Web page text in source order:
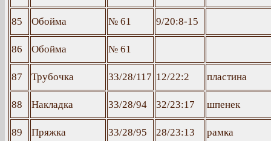
85 Обойма № 61 9/20:8-15
86 Обойма № 61
87 Трубочка 33/28/117 12/22:2 пластина
88 Накладка 33/28/94 32/23:17 шпенек
89 Пряжка 33/28/95 28/23:13 рамка